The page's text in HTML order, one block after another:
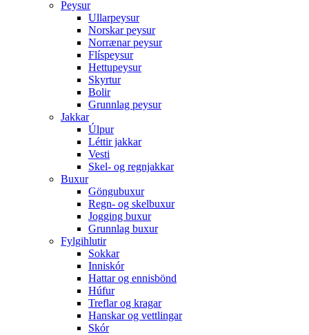
Peysur
Ullarpeysur
Norskar peysur
Norrænar peysur
Flíspeysur
Hettupeysur
Skyrtur
Bolir
Grunnlag peysur
Jakkar
Úlpur
Léttir jakkar
Vesti
Skel- og regnjakkar
Buxur
Göngubuxur
Regn- og skelbuxur
Jogging buxur
Grunnlag buxur
Fylgihlutir
Sokkar
Inniskór
Hattar og ennisbönd
Húfur
Treflar og kragar
Hanskar og vettlingar
Skór